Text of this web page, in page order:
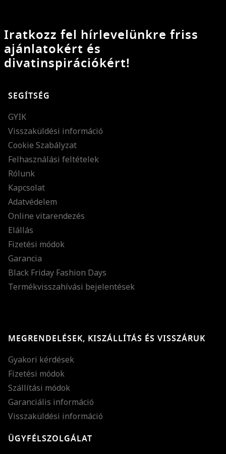
Iratkozz fel hírlevelünkre friss
ajánlatokért és
divatinspirációkért!
SEGÍTSÉG
GYIK
Visszaküldési információ
Cookie Szabályzat
Felhasználási feltételek
Rólunk
Kapcsolat
Adatvédelem
Online vitarendezés
Elállás
Fizetési módok
Garancia
Black Friday Fashion Days
Termékvisszahívási bejelentések
MEGRENDELÉSEK, KISZÁLLÍTÁS ÉS VISSZÁRUK
Gyakori kérdések
Fizetési módok
Szállítási módok
Garanciális információ
Visszaküldési információ
ÜGYFÉLSZOLGÁLAT